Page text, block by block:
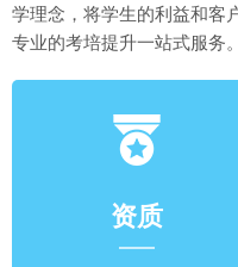
学理念，将学生的利益和客
专业的考培提升一站式服务。
资质